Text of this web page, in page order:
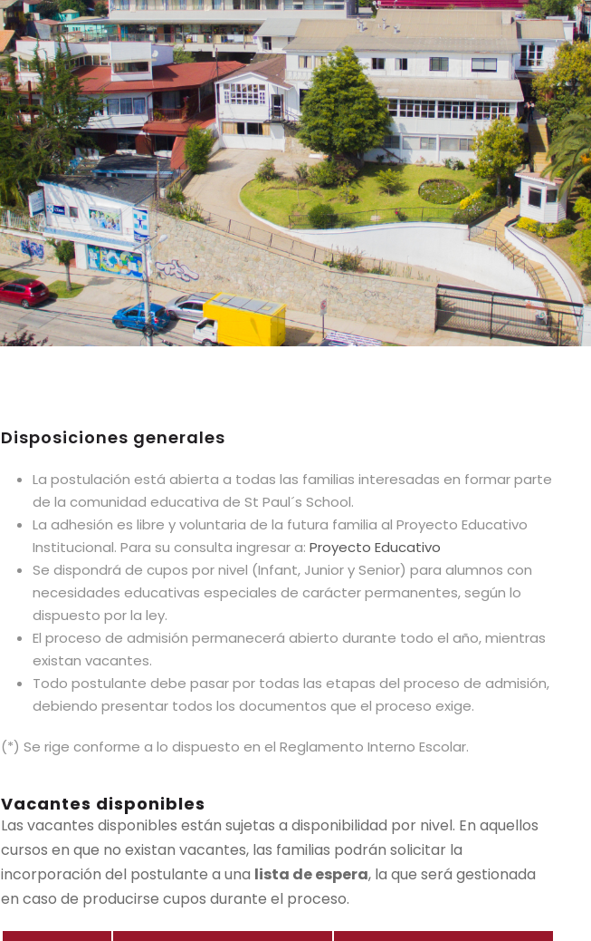
Disposiciones generales
La postulación está abierta a todas las familias interesadas en formar parte
de la comunidad educativa de St Paul´s School.
La adhesión es libre y voluntaria de la futura familia al Proyecto Educativo
Institucional. Para su consulta ingresar a: Proyecto Educativo
Se dispondrá de cupos por nivel (Infant, Junior y Senior) para alumnos con
necesidades educativas especiales de carácter permanentes, según lo
dispuesto por la ley.
El proceso de admisión permanecerá abierto durante todo el año, mientras
existan vacantes.
Todo postulante debe pasar por todas las etapas del proceso de admisión,
debiendo presentar todos los documentos que el proceso exige.
(*) Se rige conforme a lo dispuesto en el Reglamento Interno Escolar.
Vacantes disponibles
Las vacantes disponibles están sujetas a disponibilidad por nivel. En aquellos
cursos en que no existan vacantes, las familias podrán solicitar la
incorporación del postulante a una lista de espera, la que será gestionada
en caso de producirse cupos durante el proceso.